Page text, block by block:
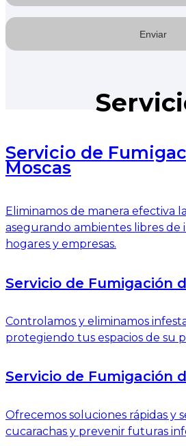
Servicio de
Moscas
Eliminamos de manera efectiva
asegurando ambientes libres de
hogares y empresas.
Servicio de Fumigación
Controlamos y eliminamos
protegiendo tus espacios de su
Servicio de Fumigación
Ofrecemos soluciones rápidas y
cucarachas y prevenir futuras